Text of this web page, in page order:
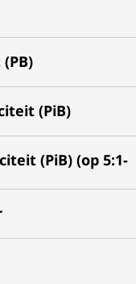
(PiB)
(PiB) (op 5:1-